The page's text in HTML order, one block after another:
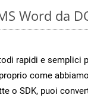
Word da
rapidi e semplici
come
o SDK, puoi